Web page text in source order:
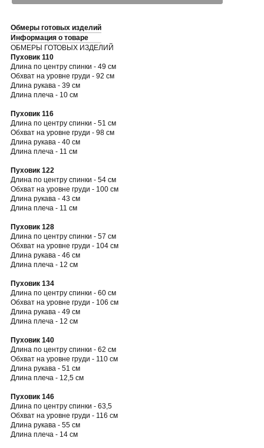
Обмеры готовых изделий
Информация о товаре
ОБМЕРЫ ГОТОВЫХ ИЗДЕЛИЙ
Пуховик 110
Длина по центру спинки - 49 см
Обхват на уровне груди - 92 см
Длина рукава - 39 см
Длина плеча - 10 см
Пуховик 116
Длина по центру спинки - 51 см
Обхват на уровне груди - 98 см
Длина рукава - 40 см
Длина плеча - 11 см
Пуховик 122
Длина по центру спинки - 54 см
Обхват на уровне груди - 100 см
Длина рукава - 43 см
Длина плеча - 11 см
Пуховик 128
Длина по центру спинки - 57 см
Обхват на уровне груди - 104 см
Длина рукава - 46 см
Длина плеча - 12 см
Пуховик 134
Длина по центру спинки - 60 см
Обхват на уровне груди - 106 см
Длина рукава - 49 см
Длина плеча - 12 см
Пуховик 140
Длина по центру спинки - 62 см
Обхват на уровне груди - 110 см
Длина рукава - 51 см
Длина плеча - 12,5 см
Пуховик 146
Длина по центру спинки - 63,5
Обхват на уровне груди - 116 см
Длина рукава - 55 см
Длина плеча - 14 см